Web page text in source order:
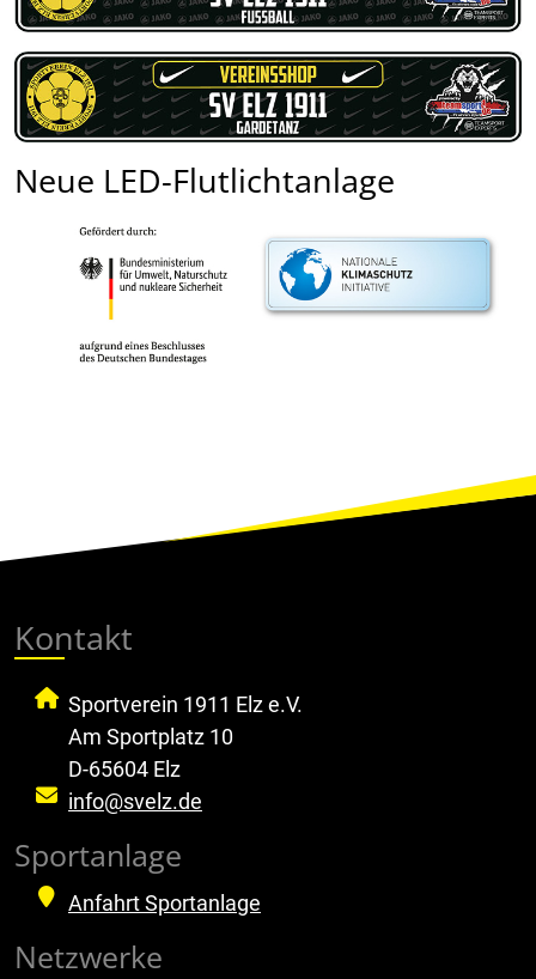
Neue LED-Flutlichtanlage
Kontakt
Sportverein 1911 Elz e.V.
Am Sportplatz 10
D-65604 Elz
info@svelz.de
Sportanlage
Anfahrt Sportanlage
Netzwerke